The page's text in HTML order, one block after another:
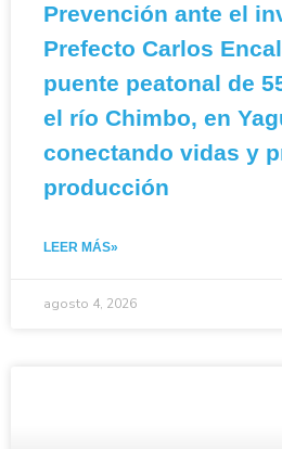
Prevención ante el
Prefecto Carlos
puente peatonal de
el río Chimbo, en
conectando vidas y
producción
LEER MÁS»
agosto 4, 2026